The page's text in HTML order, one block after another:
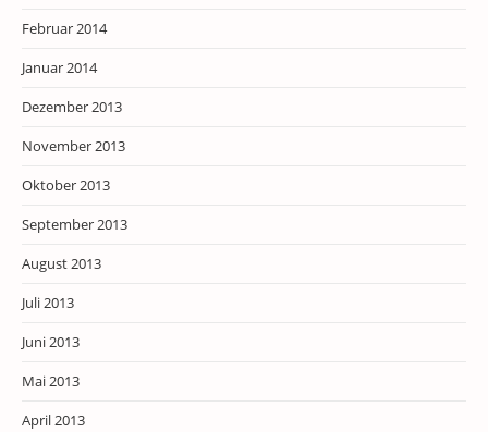
Februar 2014
Januar 2014
Dezember 2013
November 2013
Oktober 2013
September 2013
August 2013
Juli 2013
Juni 2013
Mai 2013
April 2013